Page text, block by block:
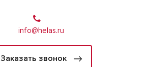
info@helas.ru
Заказать звонок